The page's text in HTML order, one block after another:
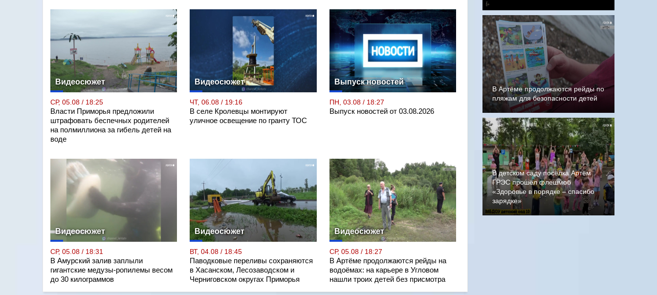
Видеосюжет
СР, 05.08 / 18:25
Власти Приморья предложили
штрафовать беспечных родителей
на полмиллиона за гибель детей на
воде
Видеосюжет
ЧТ, 06.08 / 19:16
В селе Кролевцы монтируют
уличное освещение по гранту ТОС
Выпуск новостей
ПН, 03.08 / 18:27
Выпуск новостей от 03.08.2026
Видеосюжет
СР, 05.08 / 18:31
В Амурский залив заплыли
гигантские медузы-ропилемы весом
до 30 килограммов
Видеосюжет
ВТ, 04.08 / 18:45
Паводковые переливы сохраняются
в Хасанском, Лесозаводском и
Черниговском округах Приморья
Видеосюжет
СР, 05.08 / 18:27
В Артёме продолжаются рейды на
водоёмах: на карьере в Угловом
нашли троих детей без присмотра
В Артёме продолжаются рейды по
пляжам для безопасности детей
В детском саду посёлка Артём
ГРЭС прошёл флешмоб
«Здоровье в порядке – спасибо
зарядке»